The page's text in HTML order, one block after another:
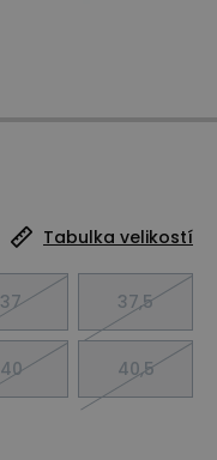
Tabulka velikostí
37 37,5
40 40,5